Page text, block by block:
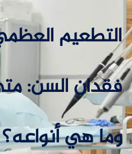
التطعيم
فقدان السن:
وما هي أنواعه؟